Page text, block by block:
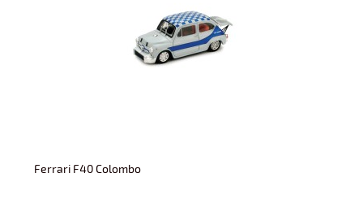
Ferrari F40 Colombo